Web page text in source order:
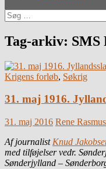
Søg
efter:
Tag-arkiv: SMS
Krigens forløb, Søkrig
31. maj 1916.
31. maj 2016 Rene
Af journalist Knud
med tilføjelser vedr.
Sønderjylland –